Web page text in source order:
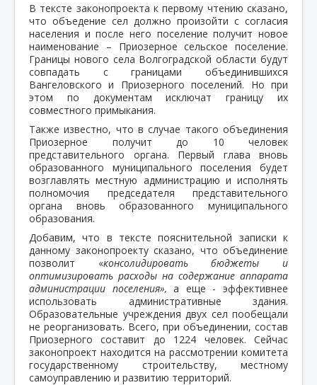
В тексте законопроекта к первому чтению сказано,
что объедение сел должно произойти с согласия
населения и после него поселение получит новое
наименование – Приозерное сельское поселение.
Границы нового села Волгоградской области будут
совпадать с границами объединившихся
Вангеловского и Приозерного поселений. Но при
этом по документам исключат границу их
совместного примыкания.
Также известно, что в случае такого объединения
Приозерное получит до 10 человек
представительного органа. Первый глава вновь
образованного муниципального поселения будет
возглавлять местную администрацию и исполнять
полномочия председателя представительного
органа вновь образованного муниципального
образования.
Добавим, что в тексте пояснительной записки к
данному законопроекту сказано, что объединение
позволит «консолидировать бюджеты и
оптимизировать расходы на содержание аппарата
администрации поселения», а еще - эффективнее
использовать административные здания.
Образовательные учреждения двух сел пообещали
не реорганизовать. Всего, при объединении, состав
Приозерного составит до 1224 человек. Сейчас
законопроект находится на рассмотрении комитета
государственному строительству, местному
самоуправлению и развитию территорий.